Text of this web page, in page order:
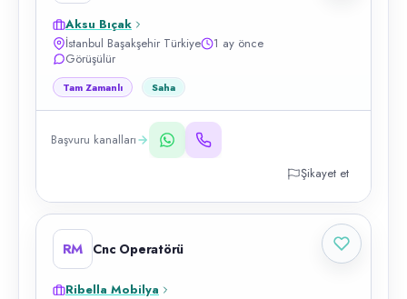
Aksu Bıçak
İstanbul Başakşehir Türkiye
1 ay önce
Görüşülür
Tam Zamanlı Saha
Başvuru kanalları
Şikayet et
RM Cnc Operatörü
Ribella Mobilya